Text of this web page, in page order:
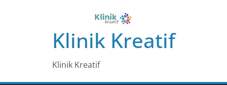
Klinik Kreatif
Klinik Kreatif